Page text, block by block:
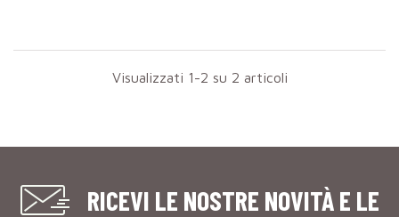
Visualizzati 1-2 su 2 articoli
RICEVI LE NOSTRE NOVITÀ E LE